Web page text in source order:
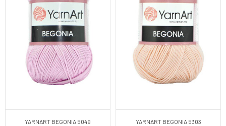
YARNART BEGONIA 5049 YARNART BEGONIA 5303